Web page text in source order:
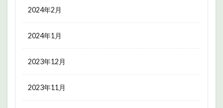
2024年2月
2024年1月
2023年12月
2023年11月